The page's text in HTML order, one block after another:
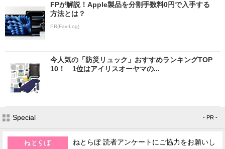
FPが解説！Apple製品を分割手数料0円で入手する
方法とは？
PR(Fav-Log)
今人気の「防災リュック」おすすめランキングTOP
10！ 1位はアイリスオーヤマの...
Special - PR -
ねとらぼ 読者アンケートにご協力をお願いし